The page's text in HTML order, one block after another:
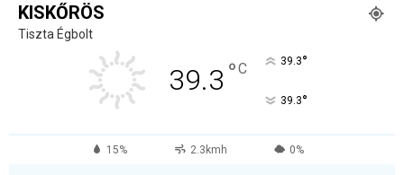
KISKŐRÖS
Tiszta Égbolt
39.3 °C 39.3°
39.3°
15% 2.3kmh 0%